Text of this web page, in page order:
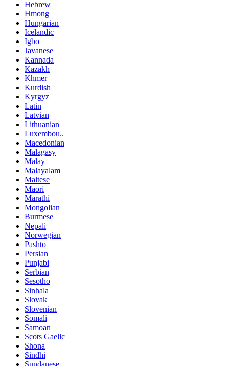
Hebrew
Hmong
Hungarian
Icelandic
Igbo
Javanese
Kannada
Kazakh
Khmer
Kurdish
Kyrgyz
Latin
Latvian
Lithuanian
Luxembou..
Macedonian
Malagasy
Malay
Malayalam
Maltese
Maori
Marathi
Mongolian
Burmese
Nepali
Norwegian
Pashto
Persian
Punjabi
Serbian
Sesotho
Sinhala
Slovak
Slovenian
Somali
Samoan
Scots Gaelic
Shona
Sindhi